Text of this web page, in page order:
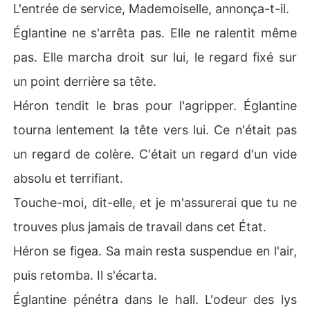
L'entrée de service, Mademoiselle, annonça-t-il.
Églantine ne s'arrêta pas. Elle ne ralentit même
pas. Elle marcha droit sur lui, le regard fixé sur
un point derrière sa tête.
Héron tendit le bras pour l'agripper. Églantine
tourna lentement la tête vers lui. Ce n'était pas
un regard de colère. C'était un regard d'un vide
absolu et terrifiant.
Touche-moi, dit-elle, et je m'assurerai que tu ne
trouves plus jamais de travail dans cet État.
Héron se figea. Sa main resta suspendue en l'air,
puis retomba. Il s'écarta.
Églantine pénétra dans le hall. L'odeur des lys